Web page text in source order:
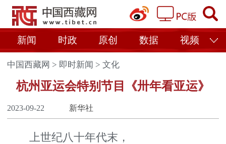
新闻 时政 原创 数据 视频
中国西藏网 > 即时新闻 >文化
杭州亚运会特别节目《卅年看亚运》
2023-09-22 新华社
上世纪八十年代末，